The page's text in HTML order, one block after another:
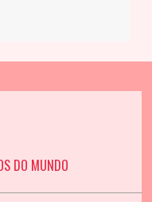
DO MUNDO